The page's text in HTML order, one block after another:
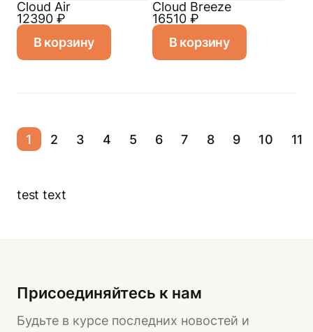
Cloud Air
12390 ₽
В корзину
Cloud Breeze
16510 ₽
В корзину
1 2 3 4 5 6 7 8 9 10 11
test text
Присоединяйтесь к нам
Будьте в курсе последних новостей и